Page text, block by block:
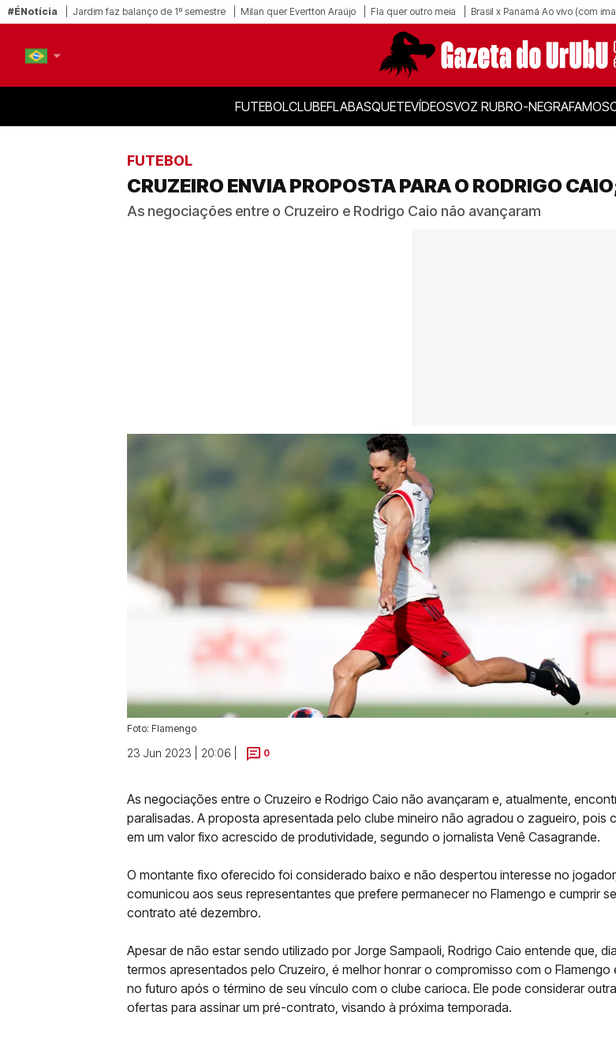
#ÉNotícia Jardim faz balanço de 1º semestre Milan quer Evertton Araújo Fla quer outro meia Brasil x Panamá Ao vivo (com
FUTEBOLCLUBEFLABASQUETEVÍDEOSVOZ RUBRO-NEGRA
FUTEBOL
CRUZEIRO ENVIA PROPOSTA PARA O RODRIGO
As negociações entre o Cruzeiro e Rodrigo Caio não avançaram
Foto: Flamengo
23 Jun 2023 | 20:06 | 0
As negociações entre o Cruzeiro e Rodrigo Caio não avançaram e, atualmente,
paralisadas. A proposta apresentada pelo clube mineiro não agradou o zagueiro, pois
em um valor fixo acrescido de produtividade, segundo o jornalista Venê Casagrande.
O montante fixo oferecido foi considerado baixo e não despertou interesse no
comunicou aos seus representantes que prefere permanecer no Flamengo e cumprir
contrato até dezembro.
Apesar de não estar sendo utilizado por Jorge Sampaoli, Rodrigo Caio entende que,
termos apresentados pelo Cruzeiro, é melhor honrar o compromisso com o Flamengo
no futuro após o término de seu vínculo com o clube carioca. Ele pode considerar
ofertas para assinar um pré-contrato, visando à próxima temporada.